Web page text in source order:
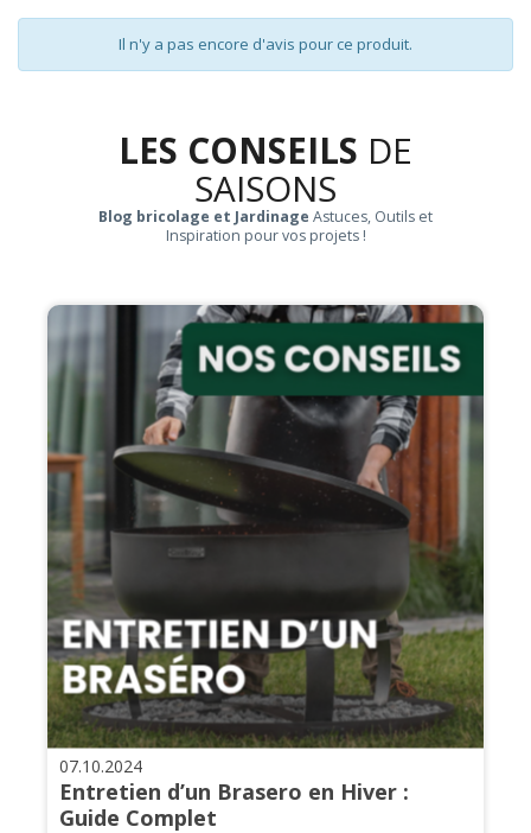
Il n'y a pas encore d'avis pour ce produit.
LES CONSEILS DE
SAISONS
Blog bricolage et Jardinage Astuces, Outils et
Inspiration pour vos projets !
07.10.2024
Entretien d’un Brasero en Hiver :
Guide Complet